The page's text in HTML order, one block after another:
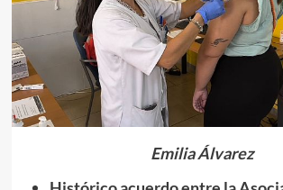
Emilia Álvarez